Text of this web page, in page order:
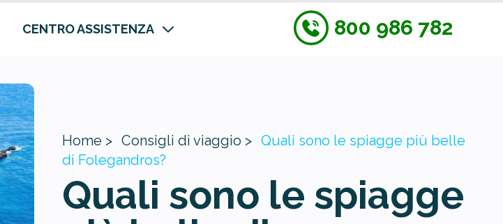
CENTRO ASSISTENZA 800 986 782
Home > Consigli di viaggio > Quali sono le spiagge più belle
di Folegandros?
Quali sono le spiagge